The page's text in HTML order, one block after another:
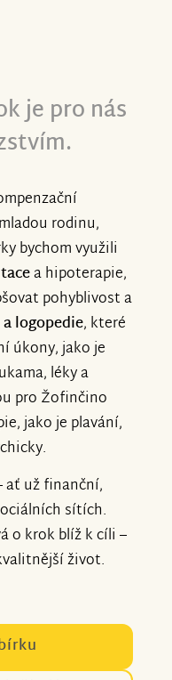
je pro nás
rodinu,
bychom využili
a hipoterapie,
pohyblivost a
logopedie, které
úkony, jako je
léky a
pro Žofinčino
jako je plavání,
ať už finanční,
sítích.
o krok blíž k cíli –
život.